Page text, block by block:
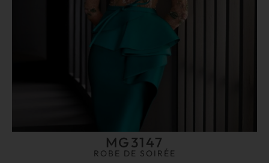
MG3147
ROBE DE SOIRÉE